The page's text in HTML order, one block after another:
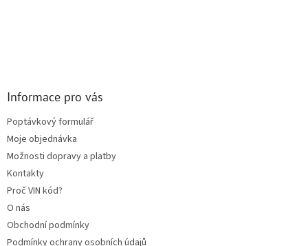
Informace pro vás
Poptávkový formulář
Moje objednávka
Možnosti dopravy a platby
Kontakty
Proč VIN kód?
O nás
Obchodní podmínky
Podmínky ochrany osobních údajů